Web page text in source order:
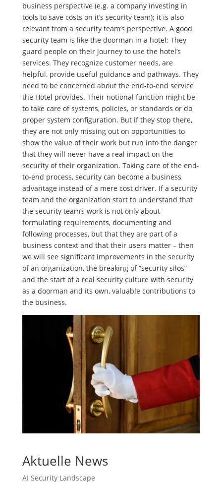
business perspective (e.g. a company investing in
tools to save costs on it’s security team); it is also
relevant from a security team’s perspective. A good
security team is like the doorman in a hotel: They
guard people on their journey to use the hotel’s
services. They recognize customer needs, are
helpful, provide useful guidance and pathways. They
need to be concerned about the end-to-end service
the Hotel provides. Their notional function might be
to take care of systems, policies, or standards or do
proper system configuration. But if they stop there,
they are not only missing out on opportunities to
show the value of their work but run into the danger
that they will never have a real impact on the
security of their organization. Taking care of the end-
to-end process, security can become a business
advantage instead of a mere cost driver. If a security
team and the organization start to understand that
the security team’s work is not only about
formulating requirements, documenting and
following processes, but that they are part of a
business context and that their users matter – then
we will see significant improvements in the security
of an organization, the breaking of “security silos”
and the start of a real security culture with security
as a doorman and its own, valuable contributions to
the business.
Aktuelle News
AI Security Landscape